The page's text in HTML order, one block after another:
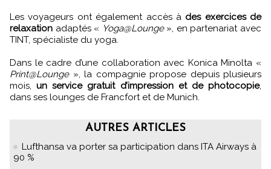
Les voyageurs ont également accès à des exercices de
relaxation adaptés « Yoga@Lounge», en partenariat avec
TINT, spécialiste du yoga.
Dans le cadre d’une collaboration avec Konica Minolta «
Print@Lounge», la compagnie propose depuis plusieurs
mois,un service gratuit d’impression et de photocopie,
dans ses lounges de Francfort et de Munich.
AUTRES ARTICLES
Lufthansa va porter sa participation dans ITA Airways à
90 %